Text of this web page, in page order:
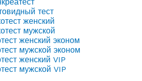
тест
женский
мужской
женский эконом
мужской эконом
женский VIP
мужской VIP